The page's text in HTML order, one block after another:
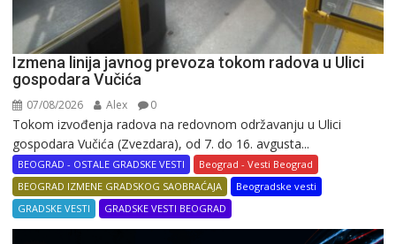
Izmena linija javnog prevoza tokom radova u Ulici
gospodara Vučića
07/08/2026 Alex 0
Tokom izvođenja radova na redovnom održavanju u Ulici
gospodara Vučića (Zvezdara), od 7. do 16. avgusta...
BEOGRAD - OSTALE GRADSKE VESTI
Beograd - Vesti Beograd
BEOGRAD IZMENE GRADSKOG SAOBRAĆAJA
Beogradske vesti
GRADSKE VESTI
GRADSKE VESTI BEOGRAD